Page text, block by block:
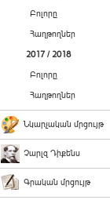
Բոլորը
Հաղթողներ
2017 / 2018
Բոլորը
Հաղթողներ
Նկարչական մրցույթ
Չարլզ Դիքենս
Գրական մրցույթ